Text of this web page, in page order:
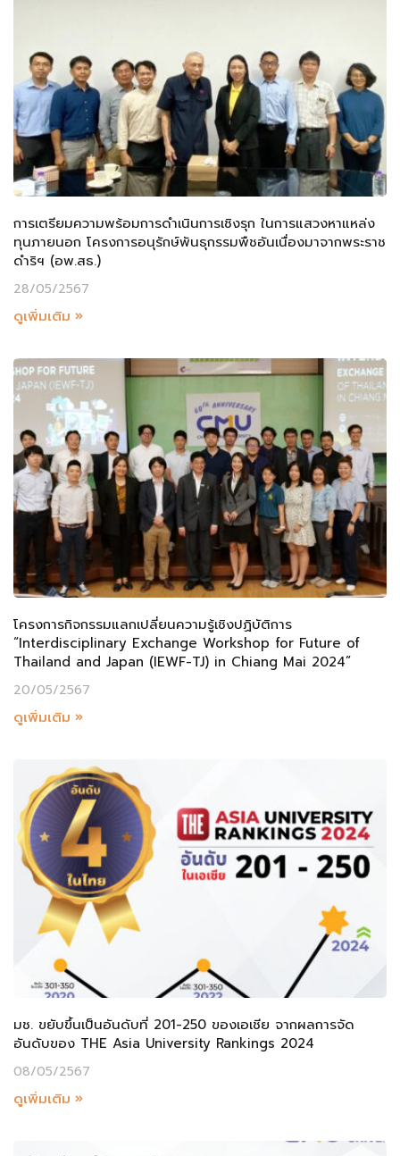
การเตรียมความพร้อมการดำเนินการเชิงรุก ในการแสวงหาแหล่ง
ทุนภายนอก โครงการอนุรักษ์พันธุกรรมพืชอันเนื่องมาจากพระราช
ดำริฯ (อพ.สธ.)
28/05/2567
ดูเพิ่มเติม »
โครงการกิจกรรมแลกเปลี่ยนความรู้เชิงปฏิบัติการ
“Interdisciplinary Exchange Workshop for Future of
Thailand and Japan (IEWF-TJ) in Chiang Mai 2024”
20/05/2567
ดูเพิ่มเติม »
มช. ขยับขึ้นเป็นอันดับที่ 201-250 ของเอเชีย จากผลการจัด
อันดับของ THE Asia University Rankings 2024
08/05/2567
ดูเพิ่มเติม »